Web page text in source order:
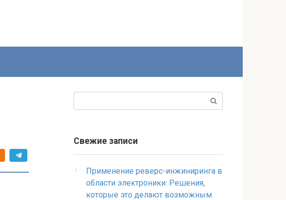
Свежие записи
Применение реверс-инжиниринга в
области электроники: Решения,
которые это делают возможным